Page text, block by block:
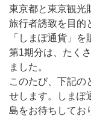
東京都と東京観光
旅行者誘致を目的
「しまぽ通貨」
第1期分は、たく
ました。
このたび、下記の
せします。しまぽ
島をお待ちしてお